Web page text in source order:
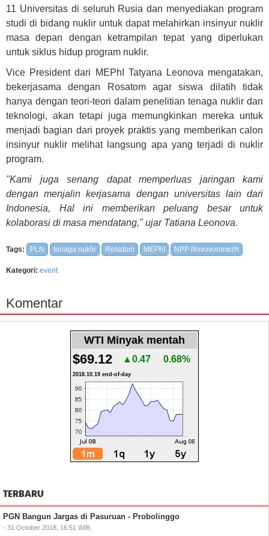
11 Universitas di seluruh Rusia dan menyediakan program
studi di bidang nuklir untuk dapat melahirkan insinyur nuklir
masa depan dengan ketrampilan tepat yang diperlukan
untuk siklus hidup program nuklir.
Vice President dari MEPhI Tatyana Leonova mengatakan,
bekerjasama dengan Rosatom agar siswa dilatih tidak
hanya dengan teori-teori dalam penelitian tenaga nuklir dan
teknologi, akan tetapi juga memungkinkan mereka untuk
menjadi bagian dari proyek praktis yang memberikan calon
insinyur nuklir melihat langsung apa yang terjadi di nuklir
program.
"Kami juga senang dapat memperluas jaringan kami
dengan menjalin kerjasama dengan universitas lain dari
Indonesia, Hal ini memberikan peluang besar untuk
kolaborasi di masa mendatang," ujar Tatiana Leonova.
Tags: PLN tenaga nuklir Rosatom MEPhI NPP Novovoronezh
Kategori: event
Komentar
WTI Minyak mentah
$69.12 ▲0.47 0.68%
2018.10.19 end-of-day
TERBARU
PGN Bangun Jargas di Pasuruan - Probolinggo
- 31 October 2018, 16:51 WIB